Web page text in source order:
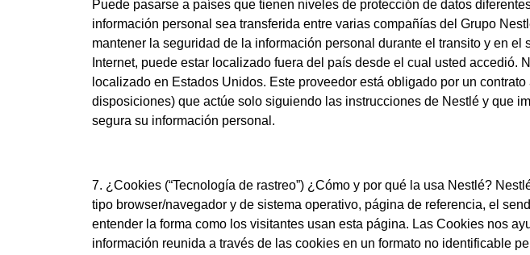
Puede pasarse a países que tienen niveles de protección de datos
información personal sea transferida entre varias compañías del Grupo
mantener la seguridad de la información personal durante el transito y en
Internet, puede estar localizado fuera del país desde el cual usted
localizado en Estados Unidos. Este proveedor está obligado por un
disposiciones) que actúe solo siguiendo las instrucciones de Nestlé y que
segura su información personal.
7. ¿Cookies (“Tecnología de rastreo”) ¿Cómo y por qué la usa Nestlé?
tipo browser/navegador y de sistema operativo, página de referencia, el
entender la forma como los visitantes usan esta página. Las Cookies nos
información reunida a través de las cookies en un formato no identificable